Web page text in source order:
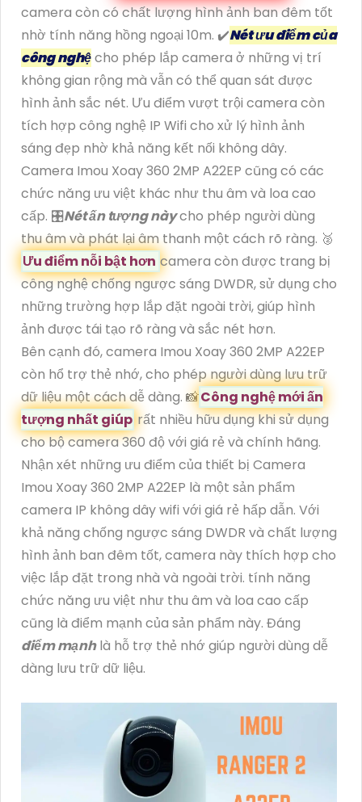
camera còn có chất lượng hình ảnh ban đêm tốt
nhờ tính năng hồng ngoại 10m. ✔️Nét ưu điểm của
công nghệcho phép lắp camera ở những vị trí
không gian rộng mà vẫn có thể quan sát được
hình ảnh sắc nét. Ưu điểm vượt trội camera còn
tích hợp công nghệ IP Wifi cho xử lý hình ảnh
sáng đẹp nhờ khả năng kết nối không dây.
Camera Imou Xoay 360 2MP A22EP cũng có các
chức năng ưu việt khác như thu âm và loa cao
cấp. 🎛Nét ấn tượng nàycho phép người dùng
thu âm và phát lại âm thanh một cách rõ ràng. ️🥈
Ưu điểm nỗi bật hơn camera còn được trang bị
công nghệ chống ngược sáng DWDR, sử dụng cho
những trường hợp lắp đặt ngoài trời, giúp hình
ảnh được tái tạo rõ ràng và sắc nét hơn.
Bên cạnh đó, camera Imou Xoay 360 2MP A22EP
còn hổ trợ thẻ nhớ, cho phép người dùng lưu trữ
dữ liệu một cách dễ dàng. 📸Công nghệ mới ấn
tượng nhất giúp rất nhiều hữu dụng khi sử dụng
cho bộ camera 360 độ với giá rẻ và chính hãng.
Nhận xét những ưu điểm của thiết bị Camera
Imou Xoay 360 2MP A22EP là một sản phẩm
camera IP không dây wifi với giá rẻ hấp dẫn. Với
khả năng chống ngược sáng DWDR và chất lượng
hình ảnh ban đêm tốt, camera này thích hợp cho
việc lắp đặt trong nhà và ngoài trời. tính năng
chức năng ưu việt như thu âm và loa cao cấp
cũng là điểm mạnh của sản phẩm này. Đáng
điểm mạnhlà hỗ trợ thẻ nhớ giúp người dùng dễ
dàng lưu trữ dữ liệu.